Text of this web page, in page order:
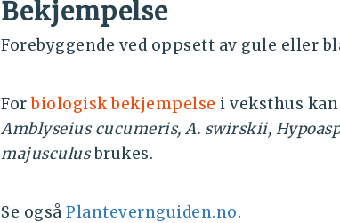
Bekjempelse
Forebyggende ved oppsett av gule eller
Forbiologisk bekjempelse i veksthus
Amblyseius cucumeris, A. swirskii,
majusculusbrukes.
Se også Plantevernguiden.no.